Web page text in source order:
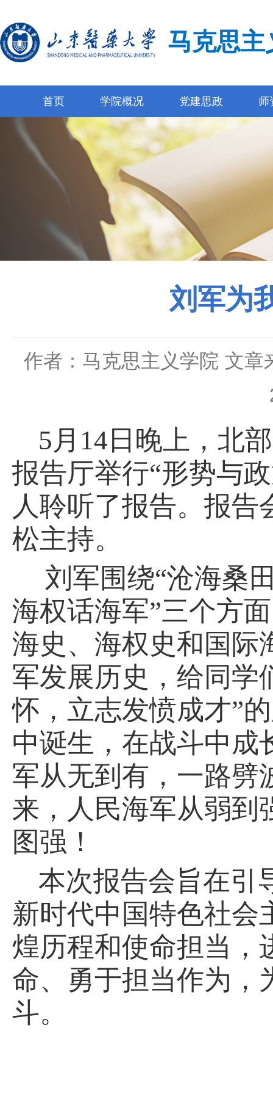
马克思主
首页 学院概况 党建思政 师
刘军为
作者：马克思主义学院 文章
5月14日晚上，北
报告厅举行“形势与
人聆听了报告。报
松主持。
刘军围绕“沧海桑
海权话海军”三个方
海史、海权史和国际
军发展历史，给同学
怀，立志发愤成才”
中诞生，在战斗中成
军从无到有，一路劈
来，人民海军从弱到
图强！
本次报告会旨在引
新时代中国特色社会
煌历程和使命担当，
命、勇于担当作为，
斗。